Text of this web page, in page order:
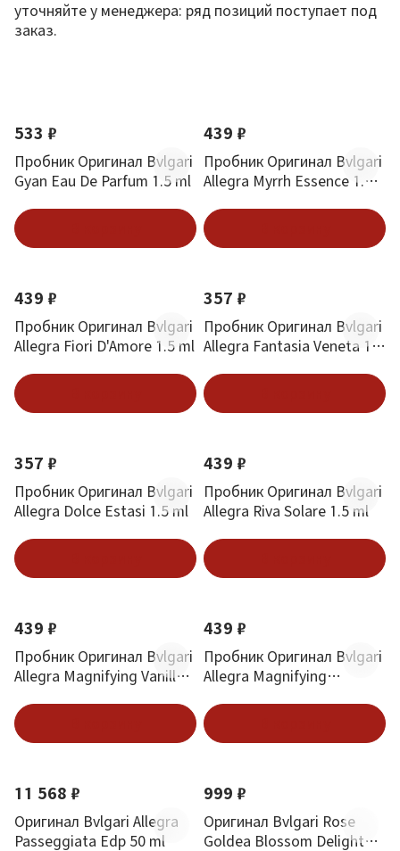
уточняйте у менеджера: ряд позиций поступает под
заказ.
533 ₽
Пробник Оригинал Bvlgari
Gyan Eau De Parfum 1.5 ml
439 ₽
Пробник Оригинал Bvlgari
Allegra Myrrh Essence 1.5
439 ₽
Пробник Оригинал Bvlgari
Allegra Fiori D'Amore 1.5 ml
357 ₽
Пробник Оригинал Bvlgari
Allegra Fantasia Veneta 1.5
357 ₽
Пробник Оригинал Bvlgari
Allegra Dolce Estasi 1.5 ml
439 ₽
Пробник Оригинал Bvlgari
Allegra Riva Solare 1.5 ml
439 ₽
Пробник Оригинал Bvlgari
Allegra Magnifying Vanilla
439 ₽
Пробник Оригинал Bvlgari
Allegra Magnifying
11 568 ₽
Оригинал Bvlgari Allegra
Passeggiata Edp 50 ml
Новинка
999 ₽
Оригинал Bvlgari Rose
Goldea Blossom Delight